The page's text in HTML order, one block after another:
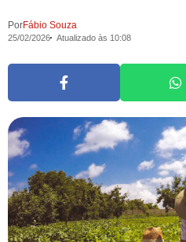
PorFábio Souza
25/02/2026 Atualizado às 10:08